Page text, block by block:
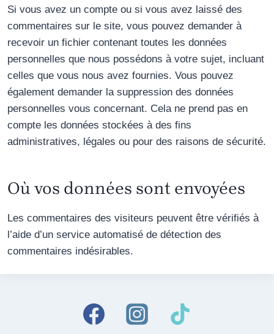
Si vous avez un compte ou si vous avez laissé des
commentaires sur le site, vous pouvez demander à
recevoir un fichier contenant toutes les données
personnelles que nous possédons à votre sujet, incluant
celles que vous nous avez fournies. Vous pouvez
également demander la suppression des données
personnelles vous concernant. Cela ne prend pas en
compte les données stockées à des fins
administratives, légales ou pour des raisons de sécurité.
Où vos données sont envoyées
Les commentaires des visiteurs peuvent être vérifiés à
l’aide d’un service automatisé de détection des
commentaires indésirables.